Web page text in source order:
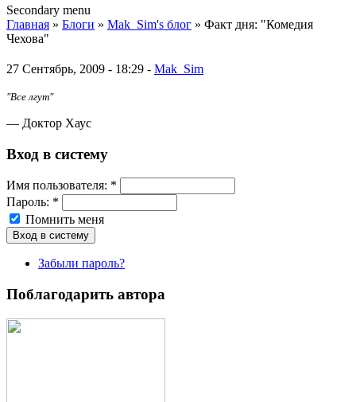
Secondary menu
Главная » Блоги » Mak_Sim's блог » Факт дня: "Комедия
Чехова"
27 Сентябрь, 2009 - 18:29 - Mak_Sim
"Все лгут"
— Доктор Хаус
Вход в систему
Имя пoльзовaтeля: *
Пароль: *
Помнить меня
Забыли пароль?
Поблагодарить автора